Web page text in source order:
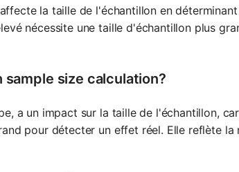
la taille de l'échantillon en
nécessite une taille d'échantillon plus
size calculation?
a un impact sur la taille de l'échantillon,
pour détecter un effet réel. Elle reflète